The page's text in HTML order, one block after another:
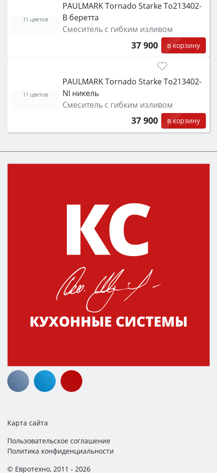
PAULMARK Tornado Starke To213402-
B беретта
Смеситель с гибким изливом
37 900 в корзину
11 цветов
PAULMARK Tornado Starke To213402-
NI никель
Смеситель с гибким изливом
37 900 в корзину
11 цветов
Карта сайта
Пользовательское соглашение
Политика конфиденциальности
© Евротехно, 2011 - 2026